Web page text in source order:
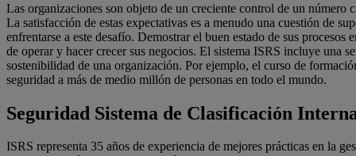
Las organizaciones son objeto de un creciente control de un número
La satisfacción de estas expectativas es a menudo una cuestión de
enfrentarse a este desafío. Demostrar el buen estado de sus
de operar y hacer crecer sus negocios. El sistema ISRS incluye una
sostenibilidad de una organización. Por ejemplo, el curso de
seguridad a más de medio millón de personas en todo el mundo.
Seguridad Sistema de Clasificación
ISRS representa 35 años de experiencia de mejores prácticas en la